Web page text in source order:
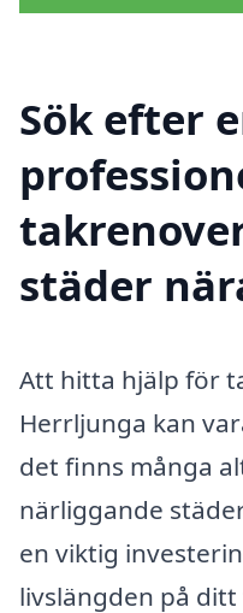
Sök efter
städer
Att hitta hjälp för
Herrljunga kan
det finns många
närliggande
en viktig
livslängden på